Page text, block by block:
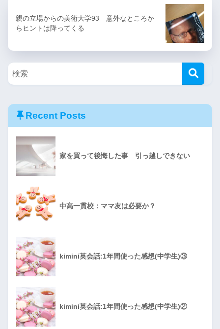
親の立場からの美術大学93 意外なところか
らヒントは降ってくる
Recent Posts
家を買って後悔した事 引っ越しできない
中高一貫校：ママ友は必要か？
kimini英会話:1年間使った感想(中学生)③
kimini英会話:1年間使った感想(中学生)②